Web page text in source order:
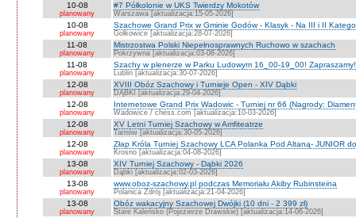
10-08
planowany
#7 Półkolonie w UKS Twierdzy Mokotów
Warszawa [aktualizacja:15-05-2026]
10-08
planowany
Szachowe Grand Prix w Gminie Godów - Klasyk - Na III i II
Gołkowice [aktualizacja:28-07-2026]
11-08
planowany
Mistrzostwa Polski Niepełnosprawnych Ruchowo w szachach
Pokrzywna [aktualizacja:03-08-2026]
11-08
planowany
Szachy w plenerze w Parku Ludowym 16_00-19_00! Zapraszamy!
Lublin [aktualizacja:30-07-2026]
12-08
planowany
XVIII Obóz Szachowy i Turnieje Open - XIV Dąbki
DĄBKI [aktualizacja:29-04-2026]
12-08
planowany
Internetowe Grand Prix Wadowic - Turniej nr 66 (Nagrody:
Wadowice / chess.com [aktualizacja:10-03-2026]
12-08
planowany
XV Letni Turniej Szachowy w Amfiteatrze
Tarnów [aktualizacja:30-05-2026]
12-08
planowany
Złap Króla Turniej Szachowy LCA Polanka Pod Altaną- JUNIOR
Krosno [aktualizacja:04-08-2026]
13-08
planowany
XIV Turniej Szachowy - Dąbki 2026
Dąbki [aktualizacja:02-03-2026]
13-08
planowany
www.oboz-szachowy.pl podczas Memoriału Akiby Rubinsteina
Polanica Zdrój [aktualizacja:21-04-2026]
13-08
planowany
Obóz wakacyjny Szachowej Dwójki (10 dni - 2 399 zł)
Stare Kaleńsko (Pojezierze Drawskie) [aktualizacja:14-06-2026]